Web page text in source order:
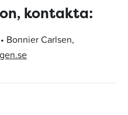
kontakta:
Bonnier Carlsen,